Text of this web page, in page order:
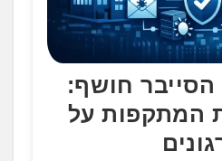
חושף:
המתקפות על